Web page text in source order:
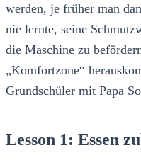
werden, je früher man
nie lernte, seine
die Maschine zu
„Komfortzone“
Grundschüler mit Papa
Lesson 1: Essen